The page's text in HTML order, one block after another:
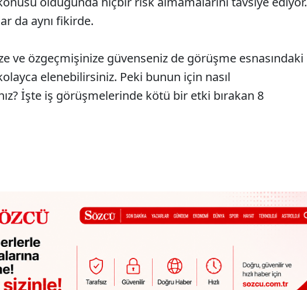
da aynı fikirde.
ve özgeçmişinize güvenseniz de görüşme esnasındaki
elenebilirsiniz. Peki bunun için nasıl
İşte iş görüşmelerinde kötü bir etki bırakan 8